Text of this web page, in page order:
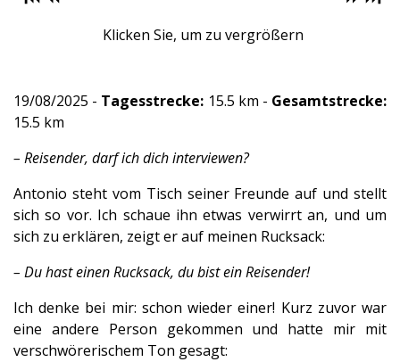
Klicken Sie, um zu vergrößern
19/08/2025 - Tagesstrecke: 15.5 km - Gesamtstrecke:
15.5 km
– Reisender, darf ich dich interviewen?
Antonio steht vom Tisch seiner Freunde auf und stellt
sich so vor. Ich schaue ihn etwas verwirrt an, und um
sich zu erklären, zeigt er auf meinen Rucksack:
– Du hast einen Rucksack, du bist ein Reisender!
Ich denke bei mir: schon wieder einer! Kurz zuvor war
eine andere Person gekommen und hatte mir mit
verschwörerischem Ton gesagt: